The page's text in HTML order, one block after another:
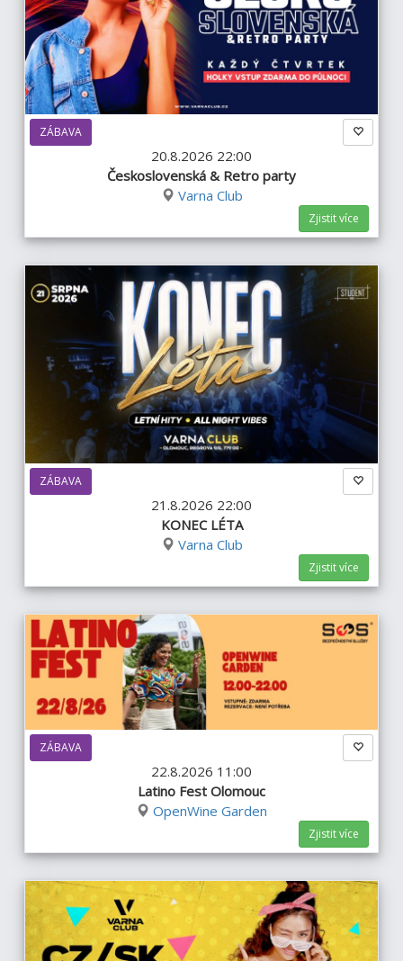
ZÁBAVA
20.8.2026 22:00
Československá & Retro party
Varna Club
Zjistit více
ZÁBAVA
21.8.2026 22:00
KONEC LÉTA
Varna Club
Zjistit více
ZÁBAVA
22.8.2026 11:00
Latino Fest Olomouc
OpenWine Garden
Zjistit více